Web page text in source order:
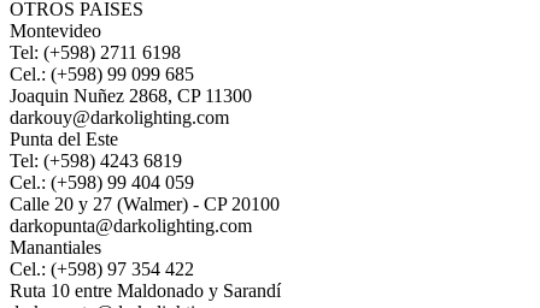
OTROS PAISES
Montevideo
Tel: (+598) 2711 6198
Cel.: (+598) 99 099 685
Joaquin Nuñez 2868, CP 11300
darkouy@darkolighting.com
Punta del Este
Tel: (+598) 4243 6819
Cel.: (+598) 99 404 059
Calle 20 y 27 (Walmer) - CP 20100
darkopunta@darkolighting.com
Manantiales
Cel.: (+598) 97 354 422
Ruta 10 entre Maldonado y Sarandí